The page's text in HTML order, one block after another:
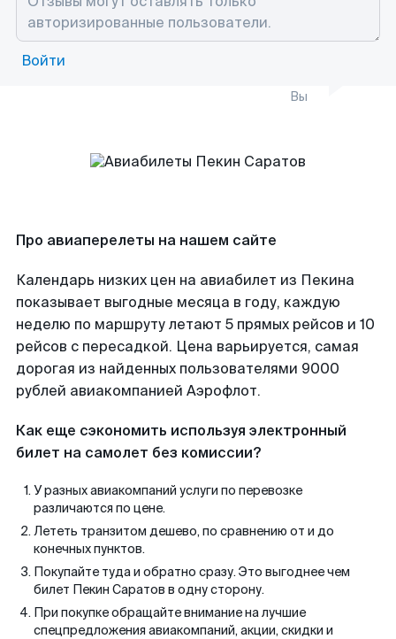
Войти
Вы
Про авиаперелеты на нашем сайте
Календарь низких цен на авиабилет из Пекина
показывает выгодные месяца в году, каждую
неделю по маршруту летают 5 прямых рейсов и 10
рейсов с пересадкой. Цена варьируется, самая
дорогая из найденных пользователями 9000
рублей авиакомпанией Аэрофлот.
Как еще сэкономить используя электронный
билет на самолет без комиссии?
У разных авиакомпаний услуги по перевозке
различаются по цене.
Лететь транзитом дешево, по сравнению от и до
конечных пунктов.
Покупайте туда и обратно сразу. Это выгоднее чем
билет Пекин Саратов в одну сторону.
При покупке обращайте внимание на лучшие
спецпредложения авиакомпаний, акции, скидки и